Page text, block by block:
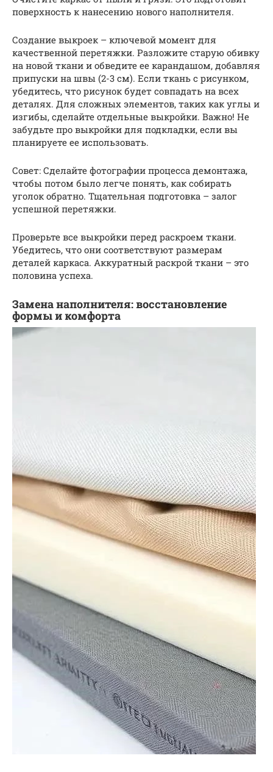
поверхность к нанесению нового наполнителя.
Создание выкроек – ключевой момент для
качественной перетяжки. Разложите старую обивку
на новой ткани и обведите ее карандашом, добавляя
припуски на швы (2-3 см). Если ткань с рисунком,
убедитесь, что рисунок будет совпадать на всех
деталях. Для сложных элементов, таких как углы и
изгибы, сделайте отдельные выкройки. Важно! Не
забудьте про выкройки для подкладки, если вы
планируете ее использовать.
Совет: Сделайте фотографии процесса демонтажа,
чтобы потом было легче понять, как собирать
уголок обратно. Тщательная подготовка – залог
успешной перетяжки.
Проверьте все выкройки перед раскроем ткани.
Убедитесь, что они соответствуют размерам
деталей каркаса. Аккуратный раскрой ткани – это
половина успеха.
Замена наполнителя: восстановление
формы и комфорта